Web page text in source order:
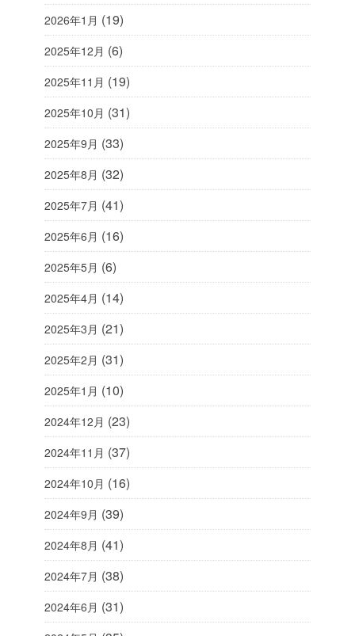
2026年1月 (19)
2025年12月 (6)
2025年11月 (19)
2025年10月 (31)
2025年9月 (33)
2025年8月 (32)
2025年7月 (41)
2025年6月 (16)
2025年5月 (6)
2025年4月 (14)
2025年3月 (21)
2025年2月 (31)
2025年1月 (10)
2024年12月 (23)
2024年11月 (37)
2024年10月 (16)
2024年9月 (39)
2024年8月 (41)
2024年7月 (38)
2024年6月 (31)